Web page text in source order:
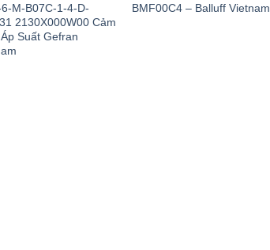
M-B07C-1-4-D-
2130X000W00 Cảm
Suất Gefran
BMF00C4 – Balluff Vietnam